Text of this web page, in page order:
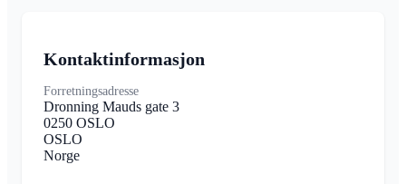
Kontaktinformasjon
Forretningsadresse
Dronning Mauds gate 3
0250 OSLO
OSLO
Norge